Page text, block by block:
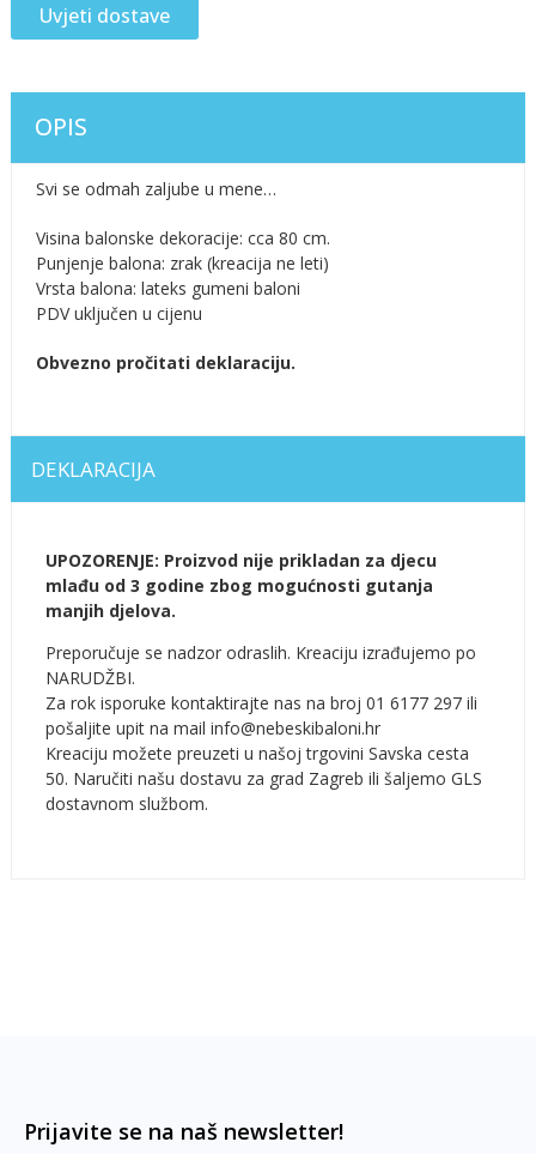
Uvjeti dostave
OPIS
Svi se odmah zaljube u mene…
Visina balonske dekoracije: cca 80 cm.
Punjenje balona: zrak (kreacija ne leti)
Vrsta balona: lateks gumeni baloni
PDV uključen u cijenu
Obvezno pročitati deklaraciju.
DEKLARACIJA
UPOZORENJE: Proizvod nije prikladan za djecu
mlađu od 3 godine zbog mogućnosti gutanja
manjih djelova.
Preporučuje se nadzor odraslih. Kreaciju izrađujemo po
NARUDŽBI.
Za rok isporuke kontaktirajte nas na broj 01 6177 297 ili
pošaljite upit na mail info@nebeskibaloni.hr
Kreaciju možete preuzeti u našoj trgovini Savska cesta
50. Naručiti našu dostavu za grad Zagreb ili šaljemo GLS
dostavnom službom.
Prijavite se na naš newsletter!